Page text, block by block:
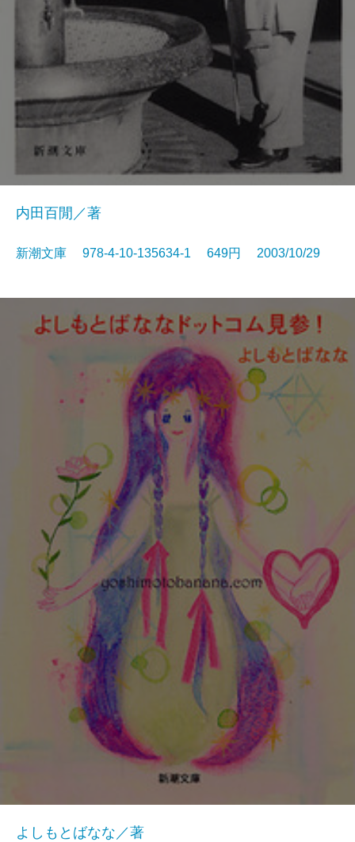
内田百閒／著
新潮文庫 978-4-10-135634-1 649円 2003/10/29
よしもとばなな／著